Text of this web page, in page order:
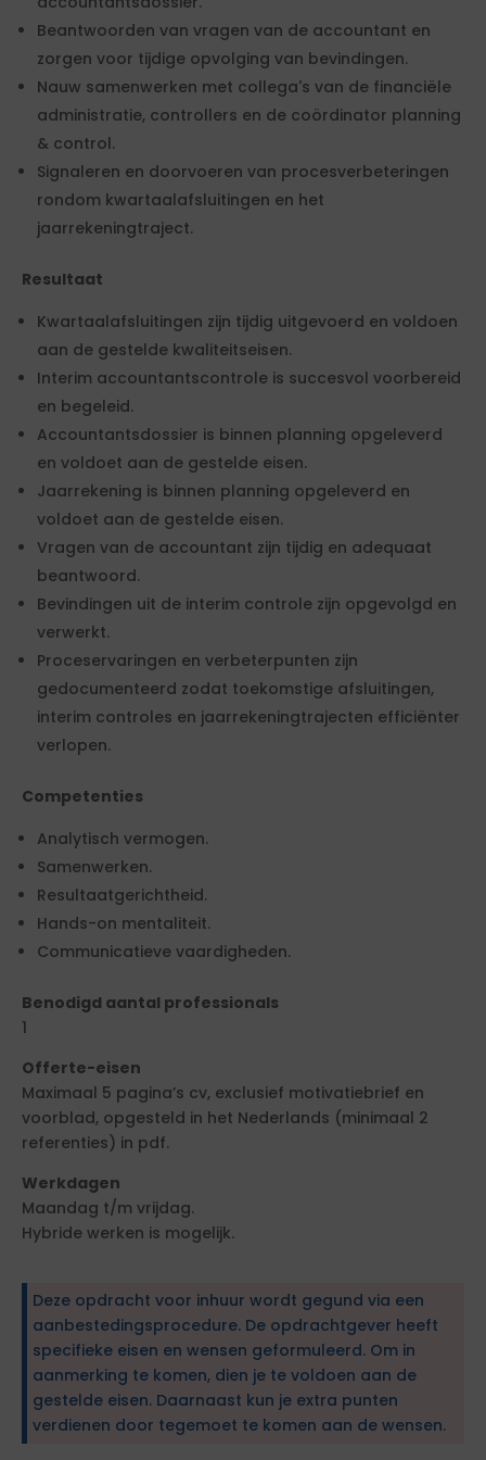
Beantwoorden van vragen van de accountant en
zorgen voor tijdige opvolging van bevindingen.
Nauw samenwerken met collega's van de financiële
administratie, controllers en de coördinator planning
& control.
Signaleren en doorvoeren van procesverbeteringen
rondom kwartaalafsluitingen en het
jaarrekeningtraject.
Resultaat
Kwartaalafsluitingen zijn tijdig uitgevoerd en voldoen
aan de gestelde kwaliteitseisen.
Interim accountantscontrole is succesvol voorbereid
en begeleid.
Accountantsdossier is binnen planning opgeleverd
en voldoet aan de gestelde eisen.
Jaarrekening is binnen planning opgeleverd en
voldoet aan de gestelde eisen.
Vragen van de accountant zijn tijdig en adequaat
beantwoord.
Bevindingen uit de interim controle zijn opgevolgd en
verwerkt.
Proceservaringen en verbeterpunten zijn
gedocumenteerd zodat toekomstige afsluitingen,
interim controles en jaarrekeningtrajecten efficiënter
verlopen.
Competenties
Analytisch vermogen.
Samenwerken.
Resultaatgerichtheid.
Hands-on mentaliteit.
Communicatieve vaardigheden.
Benodigd aantal professionals
1
Offerte-eisen
Maximaal 5 pagina’s cv, exclusief motivatiebrief en
voorblad, opgesteld in het Nederlands (minimaal 2
referenties) in pdf.
Werkdagen
Maandag t/m vrijdag.
Hybride werken is mogelijk.
Deze opdracht voor inhuur wordt gegund via een
aanbestedingsprocedure. De opdrachtgever heeft
specifieke eisen en wensen geformuleerd. Om in
aanmerking te komen, dien je te voldoen aan de
gestelde eisen. Daarnaast kun je extra punten
verdienen door tegemoet te komen aan de wensen.